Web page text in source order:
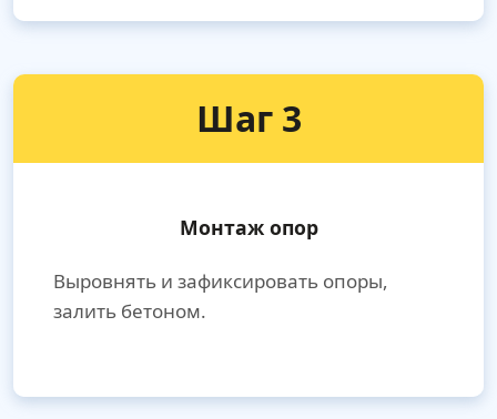
Шаг 3
Монтаж опор
Выровнять и зафиксировать опоры,
залить бетоном.